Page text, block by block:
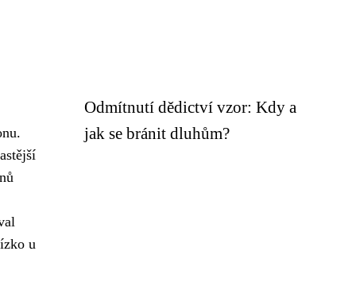
u
Odmítnutí dědictví vzor: Kdy a
jak se bránit dluhům?